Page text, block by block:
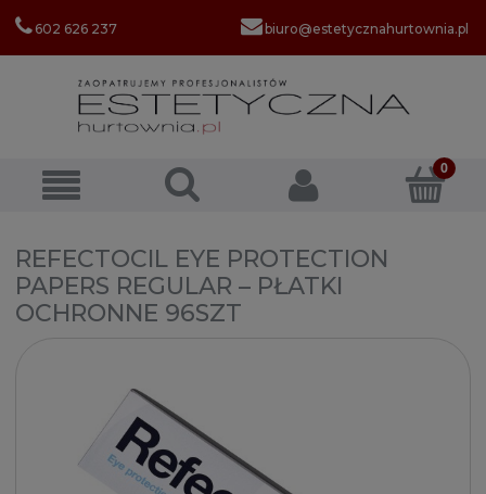
602 626 237 biuro@estetycznahurtownia.pl
REFECTOCIL EYE PROTECTION
PAPERS REGULAR – PŁATKI
OCHRONNE 96SZT